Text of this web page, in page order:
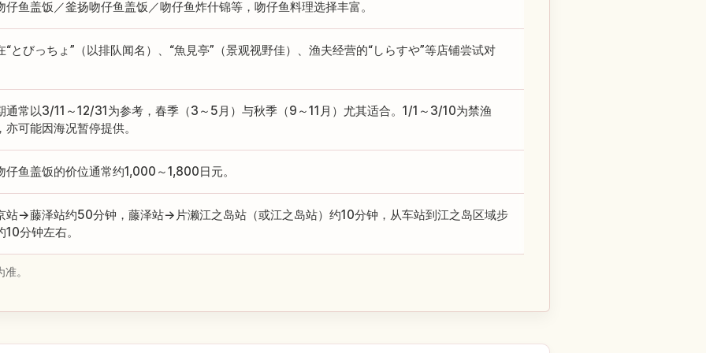
仔鱼盖饭／釜扬吻仔鱼盖饭／吻仔鱼炸什锦等，吻仔鱼料理选择丰富。
“とびっちょ”（以排队闻名）、“魚見亭”（景观视野佳）、渔夫经营的“しらすや”等店铺尝试对
通常以3/11～12/31为参考，春季（3～5月）与秋季（9～11月）尤其适合。1/1～3/10为禁渔
亦可能因海况暂停提供。
仔鱼盖饭的价位通常约1,000～1,800日元。
站→藤泽站约50分钟，藤泽站→片濑江之岛站（或江之岛站）约10分钟，从车站到江之岛区域步
10分钟左右。
。